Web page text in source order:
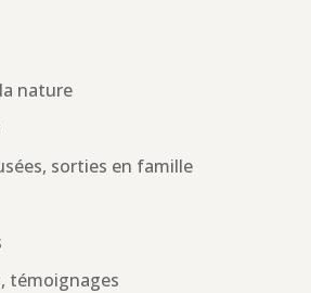
nature
sorties en famille
témoignages